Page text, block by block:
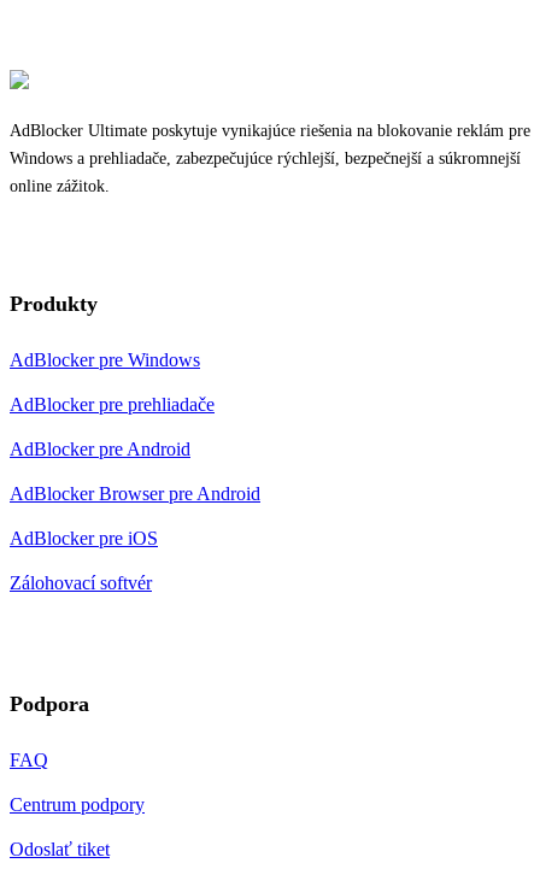
AdBlocker Ultimate poskytuje vynikajúce riešenia na blokovanie reklám pre
Windows a prehliadače, zabezpečujúce rýchlejší, bezpečnejší a súkromnejší
online zážitok.
Produkty
AdBlocker pre Windows
AdBlocker pre prehliadače
AdBlocker pre Android
AdBlocker Browser pre Android
AdBlocker pre iOS
Zálohovací softvér
Podpora
FAQ
Centrum podpory
Odoslať tiket